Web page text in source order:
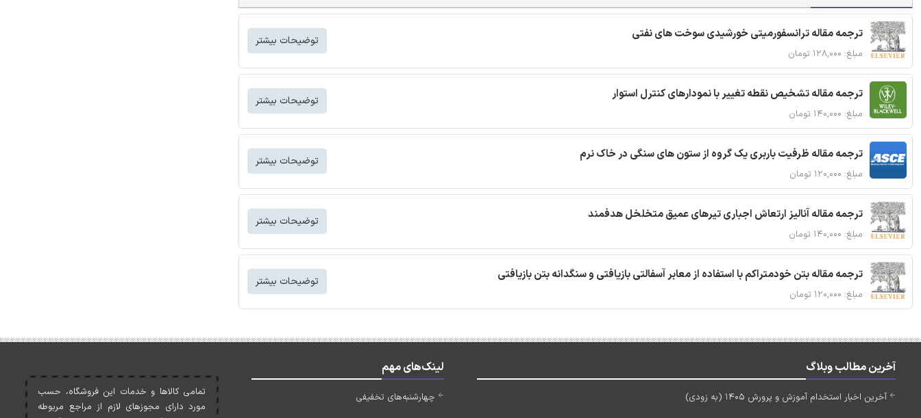
ترجمه مقاله ترانسفورمیتی خورشیدی سوخت های نفتی
مبلغ: ۱۲۸,۰۰۰ تومان
توضیحات بیشتر
ترجمه مقاله تشخیص نقطه تغییر با نمودارهای کنترل استوار
مبلغ: ۱۴۰,۰۰۰ تومان
توضیحات بیشتر
ترجمه مقاله ظرفیت باربری یک گروه از ستون های سنگی در خاک نرم
مبلغ: ۱۲۰,۰۰۰ تومان
توضیحات بیشتر
ترجمه مقاله آنالیز ارتعاش اجباری تیرهای عمیق متخلخل هدفمند
مبلغ: ۱۴۰,۰۰۰ تومان
توضیحات بیشتر
ترجمه مقاله بتن خودمتراکم با استفاده از معابر آسفالتی بازیافتی و سنگدانه بتن بازیافتی
مبلغ: ۱۲۰,۰۰۰ تومان
توضیحات بیشتر
آخرین مطالب وبلاگ
آخرین اخبار استخدام آموزش و پرورش 1405 (به زودی)
لینک‌های مهم
چهارشنبه‌های تخفیفی
تمامی کالاها و خدمات اين فروشگاه، حسب
مورد دارای مجوزهای لازم از مراجع مربوطه